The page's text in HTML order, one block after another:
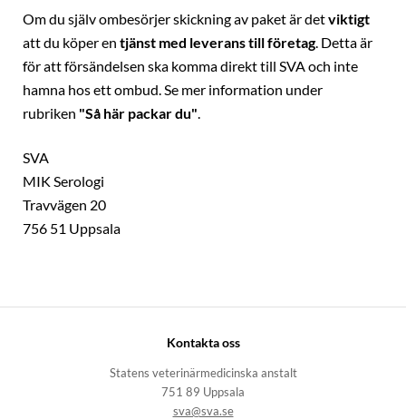
Om du själv ombesörjer skickning av paket är detviktigt
att du köper en tjänst med leverans till företag. Detta är
för att försändelsen ska komma direkt till SVA och inte
hamna hos ett ombud. Se mer information under
rubriken "Så här packar du"
SVA
MIK Serologi
Travvägen 20
756 51 Uppsala
Kontakta oss
Statens veterinärmedicinska anstalt
751 89 Uppsala
sva@sva.se